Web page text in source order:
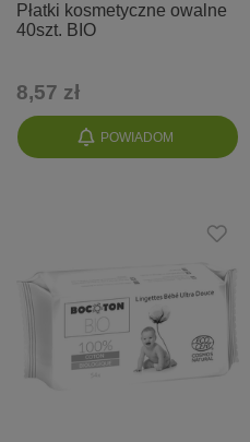
POWIADOM
Płatki kosmetyczne owalne
40szt. BIO
8,57 zł